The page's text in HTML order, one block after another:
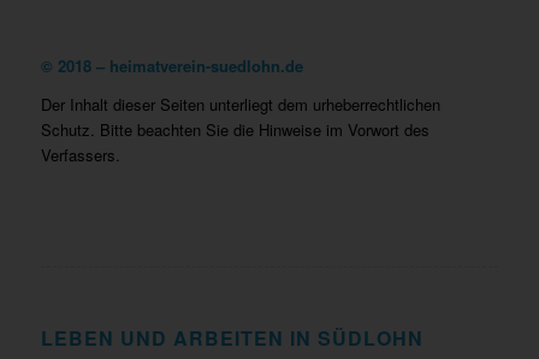
© 2018 – heimatverein-suedlohn.de
Der Inhalt dieser Seiten unterliegt dem urheberrechtlichen
Schutz. Bitte beachten Sie die Hinweise im Vorwort des
Verfassers.
LEBEN UND ARBEITEN IN SÜDLOHN